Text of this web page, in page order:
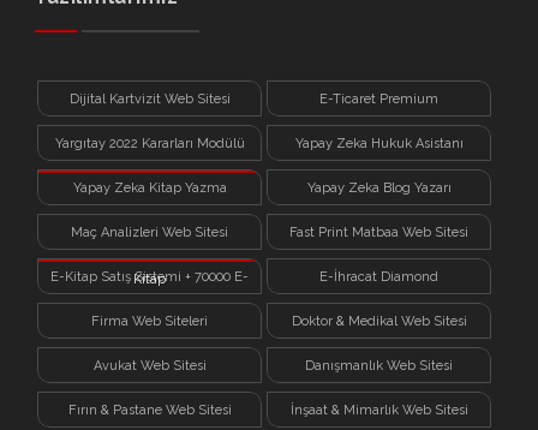
Dijital Kartvizit Web Sitesi E-Ticaret Premium
Yargıtay 2022 Kararları Modülü Yapay Zeka Hukuk Asistanı
Yapay Zeka Kitap Yazma
Sistemi
Yapay Zeka Blog Yazarı
Maç Analizleri Web Sitesi Fast Print Matbaa Web Sitesi
E-Kitap Satış Sistemi + 70000 E-
Kitap
E-İhracat Diamond
Firma Web Siteleri Doktor & Medikal Web Sitesi
Avukat Web Sitesi Danışmanlık Web Sitesi
Fırın & Pastane Web Sitesi İnşaat & Mimarlık Web Sitesi